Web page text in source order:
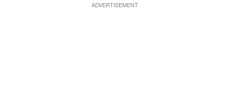
ADVERTISEMENT